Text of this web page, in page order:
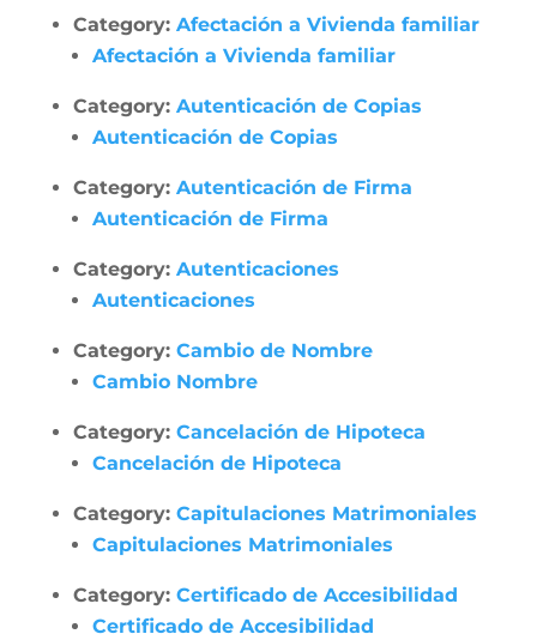
Category: Afectación a Vivienda familiar
Afectación a Vivienda familiar
Category: Autenticación de Copias
Autenticación de Copias
Category: Autenticación de Firma
Autenticación de Firma
Category: Autenticaciones
Autenticaciones
Category: Cambio de Nombre
Cambio Nombre
Category: Cancelación de Hipoteca
Cancelación de Hipoteca
Category: Capitulaciones Matrimoniales
Capitulaciones Matrimoniales
Category: Certificado de Accesibilidad
Certificado de Accesibilidad